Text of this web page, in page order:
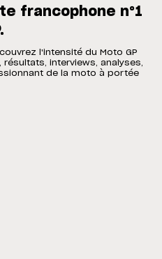
francophone n°1
l'intensité du Moto GP
interviews, analyses,
de la moto à portée